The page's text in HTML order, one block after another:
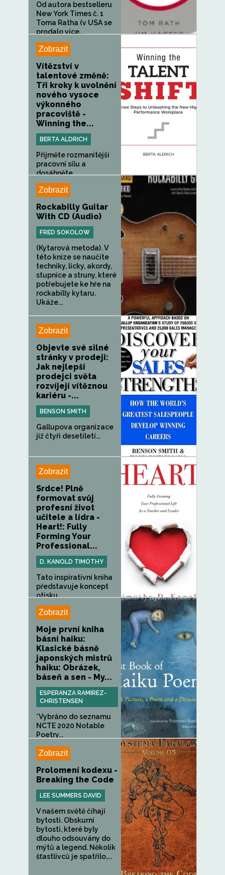
Od autora bestselleru
New York Times č. 1
Toma Ratha (v USA se
prodalo více...
Zobrazit
Vítězství v
talentové změně:
Tři kroky k uvolnění
nového vysoce
výkonného
pracoviště -
Winning the...
BERTA ALDRICH
Přijměte rozmanitější
pracovní sílu a
dosáhněte...
Zobrazit
Rockabilly Guitar
With CD (Audio)
FRED SOKOLOW
(Kytarová metoda). V
této knize se naučíte
techniky, licky, akordy,
stupnice a struny, které
potřebujete ke hře na
rockabilly kytaru.
Ukáže...
Zobrazit
Objevte své silné
stránky v prodeji:
Jak nejlepší
prodejci světa
rozvíjejí vítěznou
kariéru -...
BENSON SMITH
Gallupova organizace
již čtyři desetiletí...
Zobrazit
Srdce! Plně
formovat svůj
profesní život
učitele a lídra -
Heart!: Fully
Forming Your
Professional...
D. KANOLD TIMOTHY
Tato inspirativní kniha
představuje koncept
otisku...
Zobrazit
Moje první kniha
básní haiku:
Klasické básně
japonských mistrů
haiku: Obrázek,
báseň a sen - My...
ESPERANZA RAMIREZ-
CHRISTENSEN
*Vybráno do seznamu
NCTE 2020 Notable
Poetry...
Zobrazit
Prolomení kodexu -
Breaking the Code
LEE SUMMERS DAVID
V našem světě číhají
bytosti. Obskurní
bytosti, které byly
dlouho odsouvány do
mýtů a legend. Několik
šťastlivců je spatřilo,...